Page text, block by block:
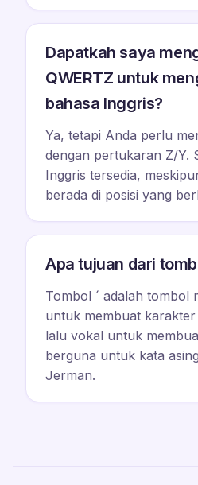
Dapatkah saya
QWERTZ untuk
bahasa Inggris?
Ya, tetapi Anda perlu
dengan pertukaran Z/Y.
Inggris tersedia,
berada di posisi yang
Apa tujuan dari
Tombol ´ adalah tombol
untuk membuat karakter
lalu vokal untuk
berguna untuk kata
Jerman.